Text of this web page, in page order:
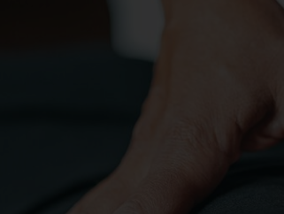
Standort Wickede
Standort Soest
Datenschutzerklärung
Was ist